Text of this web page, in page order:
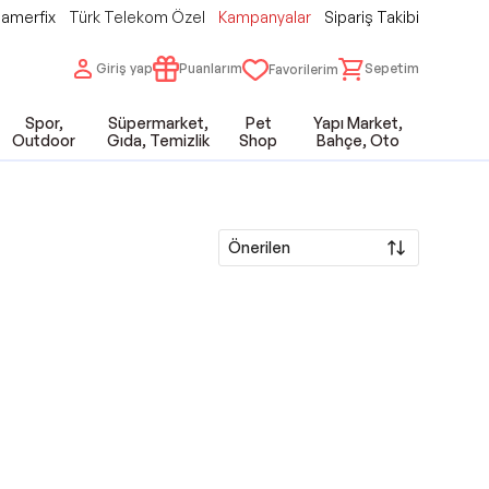
Türk Telekom Özel Kampanyalar Sipariş Takibi
Giriş yap Puanlarım Favorilerim Sepetim
Spor,
Outdoor
Süpermarket,
Gıda, Temizlik
Pet
Shop
Yapı Market,
Bahçe, Oto
Önerilen